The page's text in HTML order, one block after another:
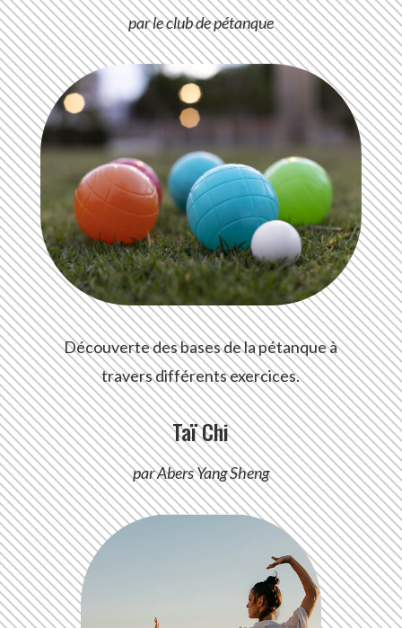
par le club de pétanque
Découverte des bases de la pétanque à
travers différents exercices.
Taï Chi
par Abers Yang Sheng